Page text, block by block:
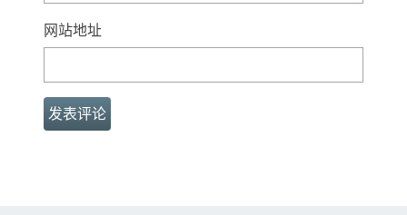
网站地址